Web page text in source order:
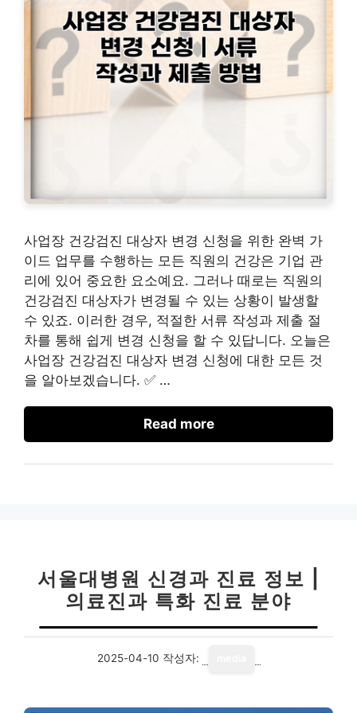
사업장 건강검진 대상자 변경 신청을 위한 완벽 가
이드 업무를 수행하는 모든 직원의 건강은 기업 관
리에 있어 중요한 요소예요. 그러나 때로는 직원의
건강검진 대상자가 변경될 수 있는 상황이 발생할
수 있죠. 이러한 경우, 적절한 서류 작성과 제출 절
차를 통해 쉽게 변경 신청을 할 수 있답니다. 오늘은
사업장 건강검진 대상자 변경 신청에 대한 모든 것
을 알아보겠습니다. ✅ …
Read more
서울대병원 신경과 진료 정보 |
의료진과 특화 진료 분야
2025-04-10 작성자: